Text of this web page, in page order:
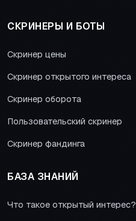
СКРИНЕРЫ И БОТЫ
Скринер цены
Скринер открытого интереса
Скринер оборота
Пользовательский скринер
Скринер фандинга
БАЗА ЗНАНИЙ
Что такое открытый интерес?